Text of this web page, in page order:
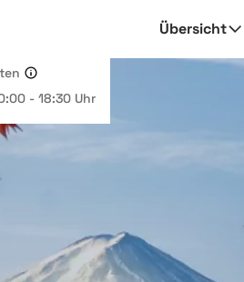
Übersicht
- 18:30 Uhr